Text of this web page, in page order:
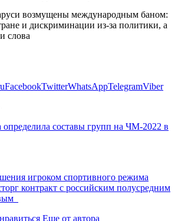
FacebookTwitterWhatsAppTelegramViber
составы групп на ЧМ-2022 в
игроком спортивного режима
контракт с российским полусредним
Еще от автора